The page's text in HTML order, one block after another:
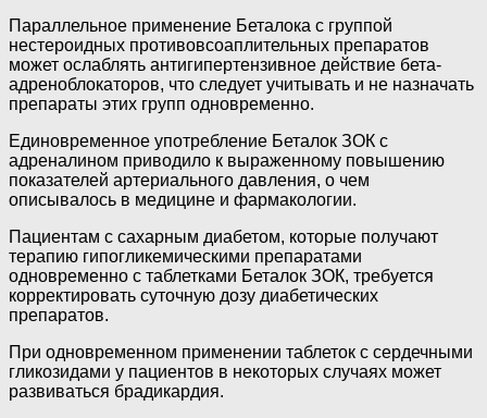
Параллельное применение Беталока с группой
нестероидных противовсоаплительных препаратов
может ослаблять антигипертензивное действие бета-
адреноблокаторов, что следует учитывать и не назначать
препараты этих групп одновременно.
Единовременное употребление Беталок ЗОК с
адреналином приводило к выраженному повышению
показателей артериального давления, о чем
описывалось в медицине и фармакологии.
Пациентам с сахарным диабетом, которые получают
терапию гипогликемическими препаратами
одновременно с таблетками Беталок ЗОК, требуется
корректировать суточную дозу диабетических
препаратов.
При одновременном применении таблеток с сердечными
гликозидами у пациентов в некоторых случаях может
развиваться брадикардия.